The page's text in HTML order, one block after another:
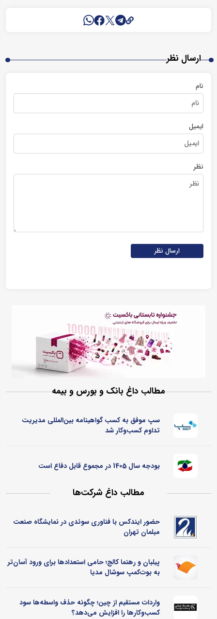
ارسال نظر
نام
ایمیل
نظر
ارسال نظر
مطالب داغ بانک و بورس و بیمه
سپ موفق به کسب گواهینامه بین‌المللی مدیریت
تداوم کسب‌و‌کار شد
بودجه سال 1405 در مجموع قابل دفاع است
مطالب داغ شرکت‌ها
حضور ایندکس با فناوری سوئدی در نمایشگاه صنعت
مبلمان تهران
پیلبان و رهنما کالج؛ حامی استعدادها برای ورود آسان‌تر
به بوت‌کمپ سوشال مدیا
واردات مستقیم از چین؛ چگونه حذف واسطه‌ها سود
کسب‌وکارها را افزایش می‌دهد؟